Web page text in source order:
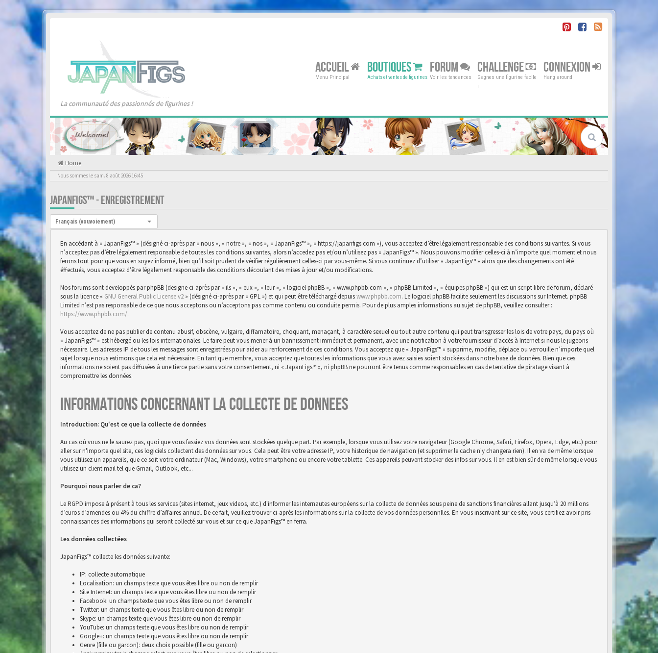
La communauté des passionnés de figurines !
ACCUEIL
Menu Principal
BOUTIQUES
Achats et ventes de figurines
FORUM
Voir les tendances
CHALLENGE
Gagnes une figurine facile
!
CONNEXION
Hang around
Home
Nous sommes le sam. 8 août 2026 16:45
JAPANFIGS™ - ENREGISTREMENT
Langue :
Français (vouvoiement)
En accédant à « JapanFigs™ » (désigné ci-après par « nous », « notre », « nos », « JapanFigs™ », « https://japanfigs.com »), vous acceptez d’être légalement responsable des conditions suivantes. Si vous
n’acceptez pas d’être légalement responsable de toutes les conditions suivantes, alors n’accedez pas et/ou n’utilisez pas « JapanFigs™ ». Nous pouvons modifier celles-ci à n’importe quel moment et nous
ferons tout pour que vous en soyez informé, bien qu’il soit prudent de vérifier régulièrement celles-ci par vous-même. Si vous continuez d’utiliser « JapanFigs™ » alors que des changements ont été
éffectués, vous acceptez d’être légalement responsable des conditions découlant des mises à jour et/ou modifications.
Nos forums sont developpés par phpBB (designe ci-après par « ils », « eux », « leur », « logiciel phpBB », « www.phpbb.com », « phpBB Limited », « équipes phpBB ») qui est un script libre de forum, déclaré
sous la licence « GNU General Public License v2 » (désigné ci-après par « GPL ») et qui peut être téléchargé depuiswww.phpbb.com. Le logiciel phpBB facilite seulement les discussions sur Internet. phpBB
Limited n’est pas responsable de ce que nous acceptons ou n’acceptons pas comme contenu ou conduite permis. Pour de plus amples informations au sujet de phpBB, veuillez consulter :
https://www.phpbb.com/.
Vous acceptez de ne pas publier de contenu abusif, obscène, vulgaire, diffamatoire, choquant, menaçant, à caractère sexuel ou tout autre contenu qui peut transgresser les lois de votre pays, du pays où
« JapanFigs™ » est hébergé ou les lois internationales. Le faire peut vous mener à un bannissement immédiat et permanent, avec une notification à votre fournisseur d’accès à Internet si nous le jugeons
nécessaire. Les adresses IP de tous les messages sont enregistrées pour aider au renforcement de ces conditions. Vous acceptez que « JapanFigs™ » supprime, modifie, déplace ou verrouille n’importe quel
sujet lorsque nous estimons que cela est nécessaire. En tant que membre, vous acceptez que toutes les informations que vous avez saisies soient stockées dans notre base de données. Bien que ces
informations ne soient pas diffusées à une tierce partie sans votre consentement, ni « JapanFigs™ », ni phpBB ne pourront être tenus comme responsables en cas de tentative de piratage visant à
compromettre les données.
Informations concernant la collecte de donnees
Introduction: Qu'est ce que la collecte de données
Au cas où vous ne le saurez pas, quoi que vous fassiez vos données sont stockées quelque part. Par exemple, lorsque vous utilisez votre navigateur (Google Chrome, Safari, Firefox, Opera, Edge, etc.) pour
aller sur n'importe quel site, ces logiciels collectent des données sur vous. Cela peut être votre adresse IP, votre historique de navigation (et supprimer le cache n'y changera rien). Il en va de même lorsque
vous utilisez un appareils, que ce soit votre ordinateur (Mac, Windows), votre smartphone ou encore votre tablette. Ces appareils peuvent stocker des infos sur vous. Il en est bien sûr de même lorsque vous
utilisez un client mail tel que Gmail, Outlook, etc...
Pourquoi nous parler de ca?
Le RGPD impose à présent à tous les services (sites internet, jeux videos, etc.) d'informer les internautes européens sur la collecte de données sous peine de sanctions financières allant jusqu’à 20 millions
d’euros d’amendes ou 4% du chiffre d’affaires annuel. De ce fait, veuillez trouver ci-après les informations sur la collecte de vos données personnlles. En vous inscrivant sur ce site, vous certifiez avoir pris
connaissances des informations qui seront collecté sur vous et sur ce que JapanFigs™ en ferra.
Les données collectées
JapanFigs™ collecte les données suivante:
IP: collecte automatique
Localisation: un champs texte que vous êtes libre ou non de remplir
Site Internet: un champs texte que vous êtes libre ou non de remplir
Facebook: un champs texte que vous êtes libre ou non de remplir
Twitter: un champs texte que vous êtes libre ou non de remplir
Skype: un champs texte que vous êtes libre ou non de remplir
YouTube: un champs texte que vous êtes libre ou non de remplir
Google+: un champs texte que vous êtes libre ou non de remplir
Genre (fille ou garcon): deux choix possible (fille ou garcon)